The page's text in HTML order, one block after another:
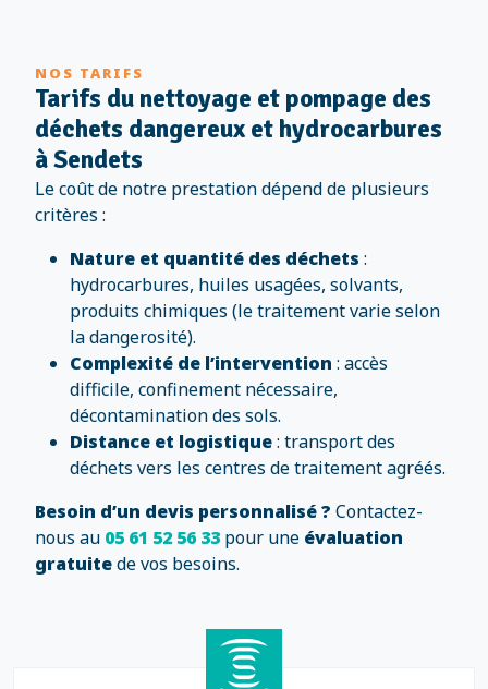
NOS TARIFS
Tarifs du nettoyage et pompage des
déchets dangereux et hydrocarbures
à Sendets
Le coût de notre prestation dépend de plusieurs
critères :
Nature et quantité des déchets :
hydrocarbures, huiles usagées, solvants,
produits chimiques (le traitement varie selon
la dangerosité).
Complexité de l’intervention : accès
difficile, confinement nécessaire,
décontamination des sols.
Distance et logistique: transport des
déchets vers les centres de traitement agréés.
Besoin d’un devis personnalisé ? Contactez-
nous au 05 61 52 56 33 pour une évaluation
gratuitede vos besoins.